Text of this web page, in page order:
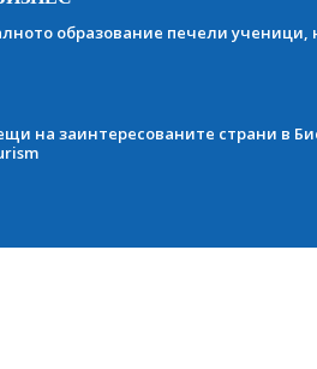
образование печели ученици,
на заинтересованите страни в